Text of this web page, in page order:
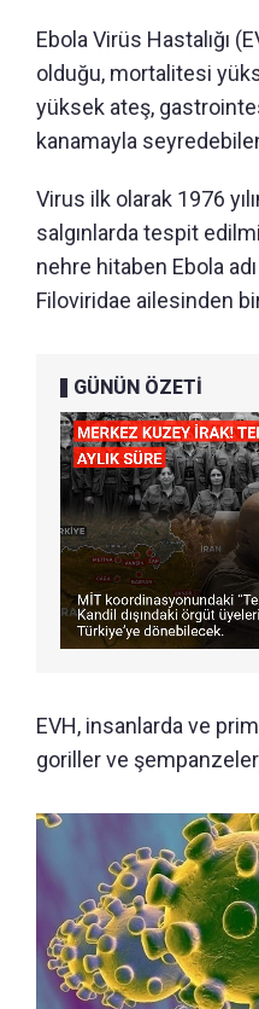
Ebola Virüs Hastalığı
olduğu, mortalitesi
yüksek ateş,
kanamayla
Virus ilk olarak 1976
salgınlarda tespit
nehre hitaben Ebola
Filoviridae ailesinden
GÜNÜN ÖZETİ
EVH, insanlarda ve
goriller ve